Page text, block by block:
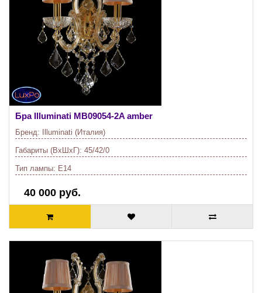
Бра Illuminati MB09054-2A amber
Бренд: Illuminati (Италия)
Габариты (ВхШхГ): 45/42/0
Тип лампы: E14
40 000 руб.